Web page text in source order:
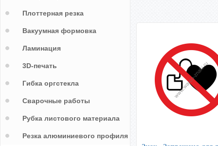
Плоттерная резка
Вакуумная формовка
Ламинация
3D-печать
Гибка оргстекла
Сварочные работы
Рубка листового материала
Резка алюминиевого профиля